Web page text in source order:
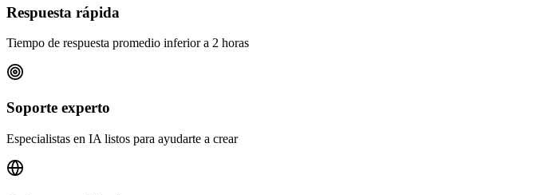
Respuesta rápida
Tiempo de respuesta promedio inferior a 2 horas
Soporte experto
Especialistas en IA listos para ayudarte a crear